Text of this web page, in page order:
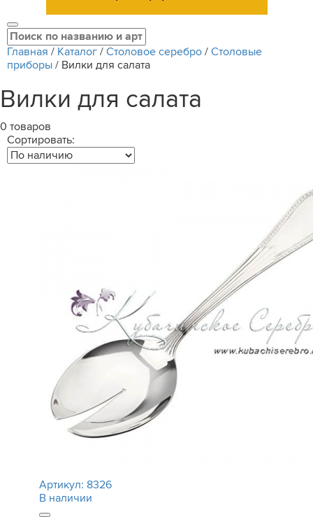
Главная / Каталог / Столовое серебро / Столовые
приборы / Вилки для салата
Вилки для салата
0 товаров
Сортировать:
Артикул: 8326
В наличии